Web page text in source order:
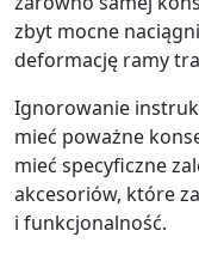
zbyt mocne
deformację ramy
Ignorowanie
mieć poważne
mieć specyficzne
akcesoriów, które
i funkcjonalność.